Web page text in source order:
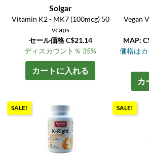
Solgar
Vitamin K2 - MK7 (100mcg) 50
vcaps
セール価格 C$21.14
ディスカウント％ 35%
カートに入れる
Vegan
MAP:
価格は
カ
SALE! SALE!